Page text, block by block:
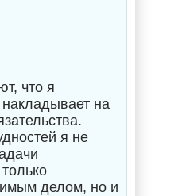
что я
на
я не
делом, но и